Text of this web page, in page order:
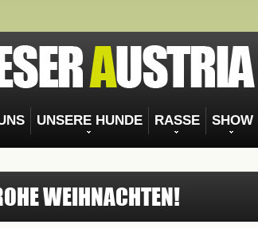
UNSERE HUNDE RASSE SHOW
WEIHNACHTEN!